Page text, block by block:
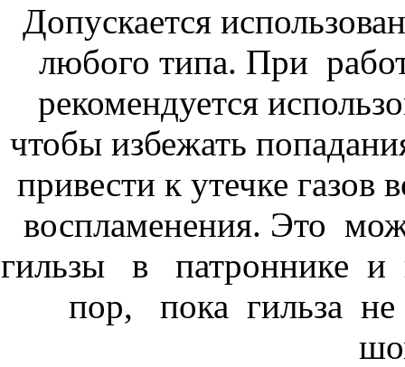
Допускается
любого типа. При
рекомендуется
чтобы избежать
привести к утечке
воспламенения. Это
гильзы в патроннике и
пор, пока гильза не